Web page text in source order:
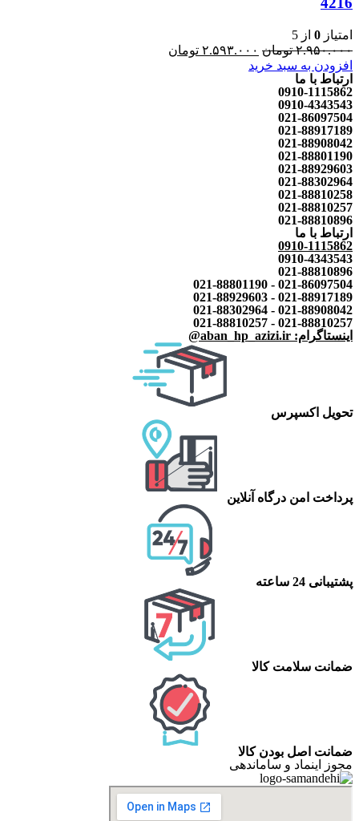
امتیاز 0 از 5
۲.۹۵۰.۰۰۰ تومان ۲.۵۹۳.۰۰۰ تومان
افزودن به سبد خرید
ارتباط با ما
0910-1115862
0910-4343543
021-86097504
021-88917189
021-88908042
021-88801190
021-88929603
021-88302964
021-88810258
021-88810257
021-88810896
ارتباط با ما
0910-1115862
0910-4343543
021-88810896
021-86097504 - 021-88801190
021-88917189 - 021-88929603
021-88908042 - 021-88302964
021-88810257 - 021-88810257
اینستاگرام: aban_hp_azizi.ir@
تحویل اکسپرس
پرداخت امن درگاه آنلاین
پشتیبانی 24 ساعته
ضمانت سلامت کالا
ضمانت اصل بودن کالا
مجوز اینماد و ساماندهی